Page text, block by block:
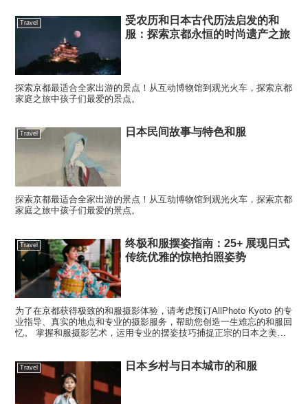
Travel
受农历和日本古代历法启发的和
服：探索京都永恒的时尚遗产之旅
探索京都最适合全家出游的景点！从互动博物馆到观光火车，探索京都
家庭之旅中孩子们最爱的景点。
Travel 日本民间故事与特色和服
探索京都最适合全家出游的景点！从互动博物馆到观光火车，探索京都
家庭之旅中孩子们最爱的景点。
Travel
终极和服摆姿指南：25+ 展现日式
传统优雅的惊艳拍照姿势
为了在京都获得极致的和服摄影体验，请考虑预订AllPhoto Kyoto 的专
业指导、真实的地点和专业的摄影服务，帮助您创造一生难忘的和服回
忆。 掌握和服摄影艺术，运用专业的摆姿技巧捕捉正宗的日本之美和
Travel 日本乡村与日本城市的和服